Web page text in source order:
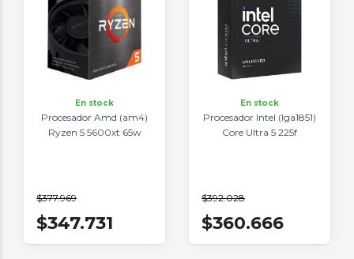
En stock
Procesador Amd (am4)
Ryzen 5 5600xt 65w
$377.969
$347.731
En stock
Procesador Intel (lga1851)
Core Ultra 5 225f
$392.028
$360.666